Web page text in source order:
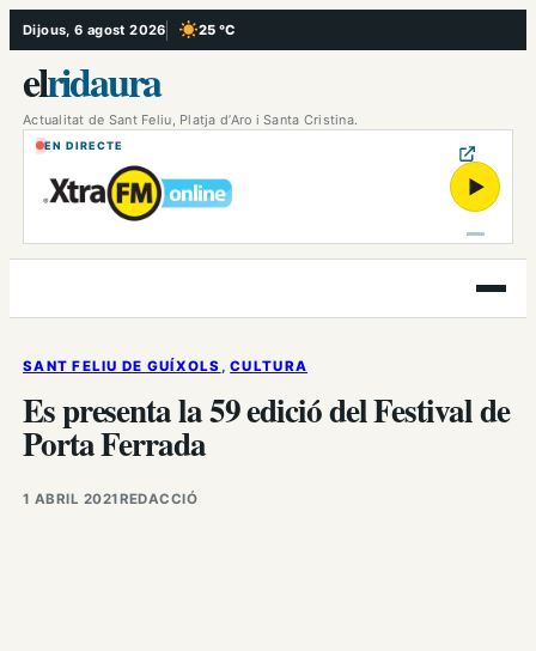
Vés
al
contingut
Dijous, 6 agost 2026 25 °C
, Cel serè
elridaura
Actualitat de Sant Feliu, Platja d’Aro i Santa Cristina.
EN DIRECTE
▶
Obre
el
SANT FELIU DE GUÍXOLS , CULTURA
Es presenta la 59 edició del Festival de
Porta Ferrada
1 ABRIL 2021REDACCIÓ